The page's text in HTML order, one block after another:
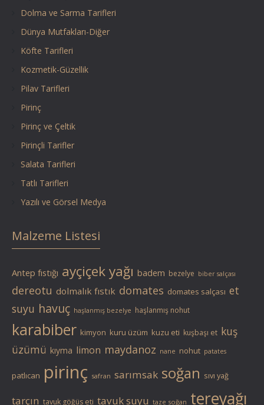
Dolma ve Sarma Tarifleri
Dünya Mutfakları-Diğer
Köfte Tarifleri
Kozmetik-Güzellik
Pilav Tarifleri
Pirinç
Pirinç ve Çeltik
Pirinçli Tarifler
Salata Tarifleri
Tatlı Tarifleri
Yazılı ve Görsel Medya
Malzeme Listesi
Antep fıstığı ayçiçek yağı badem bezelye biber salçası
dereotu dolmalık fıstık domates domates salçası et
suyu havuç haşlanmış bezelye haşlanmış nohut
karabiber kimyon kuru üzüm kuzu eti kuşbaşı et kuş
üzümü kıyma limon maydanoz nane nohut patates
patlıcan pirinç safran sarımsak soğan sıvı yağ
tarçın tavuk göğüs eti tavuk suyu taze soğan tereyağı